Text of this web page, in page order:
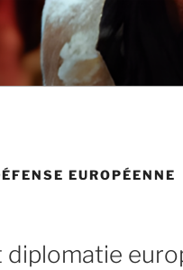
EUROPÉENNE
diplomatie